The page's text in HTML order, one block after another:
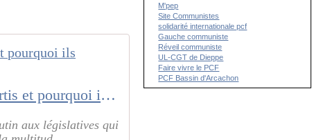
Élection des députés à la proportionnelle: ce que réclament les partis et pourquoi ils n'arrivent pas à se mettre d'accord
aux législatives qui
M'pep
Site Communistes
solidarité internationale pcf
Gauche communiste
Réveil communiste
UL-CGT de Dieppe
Faire vivre le PCF
PCF Bassin d'Arcachon